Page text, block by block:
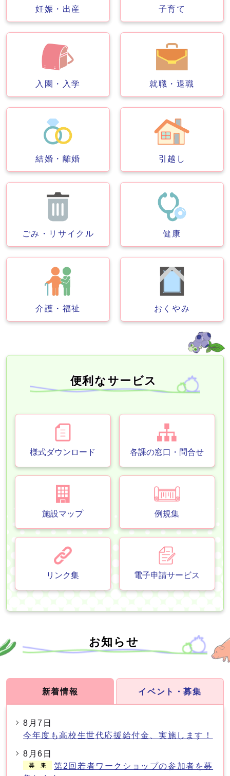
妊娠・出産 子育て
入園・入学 就職・退職
結婚・離婚 引越し
ごみ・リサイクル 健康
介護・福祉 おくやみ
便利なサービス
様式ダウンロード 各課の窓口・問合せ
施設マップ 例規集
リンク集 電子申請サービス
お知らせ
新着情報 イベント・募集
8月7日
今年度も高校生世代応援給付金、実施します！
8月6日
第2回若者ワークショップの参加者を募